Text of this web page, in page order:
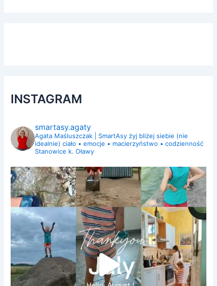
INSTAGRAM
smartasy.agaty
Agata Maśluszczak | SmartAsy żyj bliżej siebie (nie
idealnie) ciało • emocje • macierzyństwo • codzienność
Stanowice k. Oławy